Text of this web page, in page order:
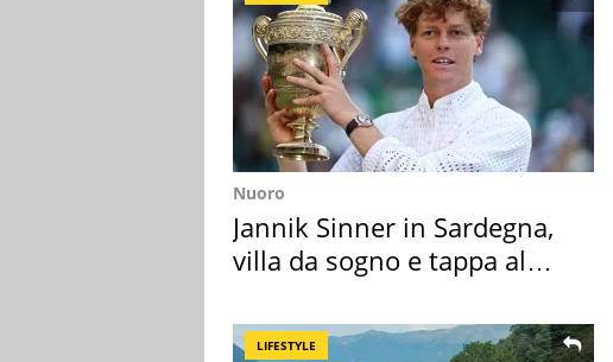
Nuoro
Jannik Sinner in Sardegna,
villa da sogno e tappa al
LIFESTYLE